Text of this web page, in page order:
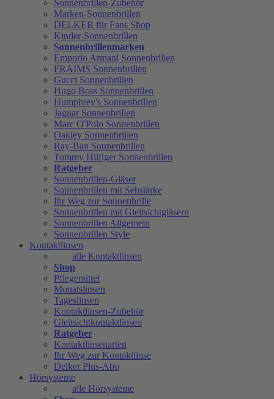
Sonnenbrillen-Zubehör
Marken-Sonnenbrillen
DELKER für Fans Shop
Kinder-Sonnenbrillen
Sonnenbrillenmarken
Emporio Armani Sonnenbrillen
FRAIMS Sonnenbrillen
Gucci Sonnenbrillen
Hugo Boss Sonnenbrillen
Humphrey's Sonnenbrillen
Jaguar Sonnenbrillen
Marc O'Polo Sonnenbrillen
Oakley Sonnenbrillen
Ray-Ban Sonnenbrillen
Tommy Hilfiger Sonnenbrillen
Ratgeber
Sonnenbrillen-Gläser
Sonnenbrillen mit Sehstärke
Ihr Weg zur Sonnenbrille
Sonnenbrillen mit Gleitsichtgläsern
Sonnenbrillen Allgemein
Sonnenbrillen Style
Kontaktlinsen
alle Kontaktlinsen
Shop
Pflegemittel
Monatslinsen
Tageslinsen
Kontaktlinsen-Zubehör
Gleitsichtkontaktlinsen
Ratgeber
Kontaktlinsenarten
Ihr Weg zur Kontaktlinse
Delker Plus-Abo
Hörsysteme
alle Hörsysteme